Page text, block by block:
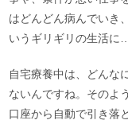
はどんどん病んでいき
いうギリギリの生活に
自宅療養中は、どんな
ないんですね。そのよ
口座から自動で引き落